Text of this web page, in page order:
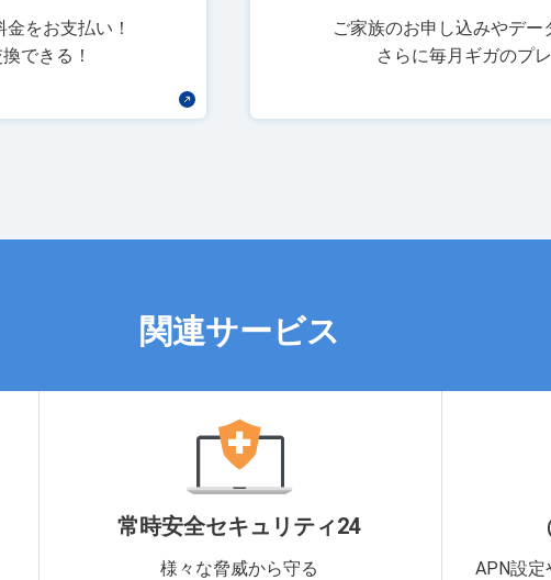
をお支払い！
できる！
ご家族のお申し込みやデー
さらに毎月ギガのプ
関連サービス
常時安全セキュリティ24
様々な脅威から守る
APN設